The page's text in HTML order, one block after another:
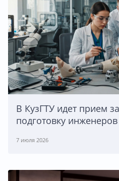
В КузГТУ идет прием
подготовку
7 июля 2026